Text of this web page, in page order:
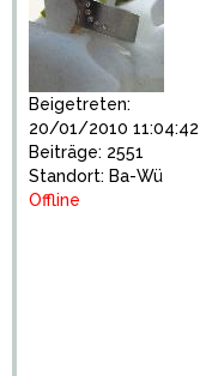
Beigetreten:
20/01/2010 11:04:42
Beiträge: 2551
Standort: Ba-Wü
Offline